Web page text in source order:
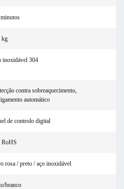
kg
inoxidável 304
contra sobreaquecimento,
automático
de controlo digital
RoHS
rosa / preto / aço inoxidável
branco